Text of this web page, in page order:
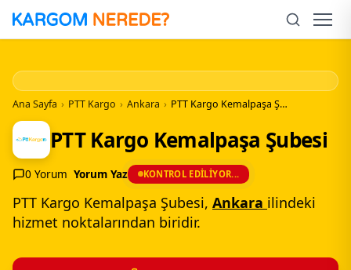
İçeriğe
Geç
Ana Sayfa › PTT Kargo › Ankara › PTT Kargo Kemalpaşa Şubesi
PTT Kargo Kemalpaşa Şubesi
0 Yorum Yorum Yaz KONTROL EDILIYOR...
PTT Kargo Kemalpaşa Şubesi, Ankara ilindeki
hizmet noktalarından biridir.